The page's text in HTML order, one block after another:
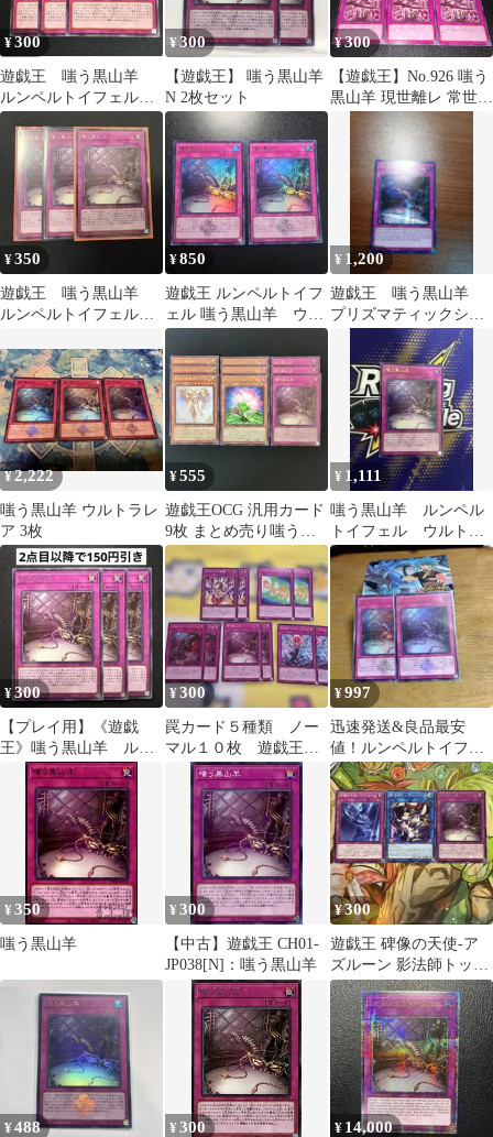
¥300
遊戯王 嗤う黒山羊
ルンペルトイフェル
字レア
¥300
【遊戯王】 嗤う黒山羊
N 2枚セット
¥300
【遊戯王】No.926 嗤う
黒山羊 現世離レ 常世離
レ 各3枚 計9枚 字レ
アのみ
¥350
遊戯王 嗤う黒山羊
ルンペルトイフェル
¥850
遊戯王 ルンペルトイフ
ェル 嗤う黒山羊 ウル
トラレア 2枚 白の物
語
¥ 1,200
遊戯王 嗤う黒山羊
プリズマティックシー
クレットレア 英語
版 プリシク
¥2,222
嗤う黒山羊 ウルトラレ
ア 3枚
¥555
遊戯王OCG 汎用カード
9枚 まとめ売り嗤う黒
山羊 サクリファイス
¥ 1,111
嗤う黒山羊 ルンペル
トイフェル ウルト
ラ ロゴ入り 遊戯王
¥300
【プレイ用】《遊戯
王》嗤う黒山羊 ルン
ペルトイフェル 字レ
ア3枚
¥300
罠カード５種類 ノー
マル１０枚 遊戯王カ
ード
¥997
迅速発送&良品最安
値！ルンペルトイフェ
ル 嗤う黒山羊 ウルト
ラ 2枚 白の物語
¥350
嗤う黒山羊
¥300
【中古】遊戯王 CH01-
JP038[N]：嗤う黒山羊
¥300
遊戯王 碑像の天使-ア
ズルーン 影法師トップ
ハットヘア 2枚セット
¥488 ¥300 ¥ 14,000